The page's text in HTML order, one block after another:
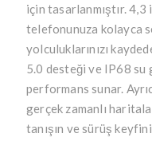
için tasarlanmıştır. 4,3
telefonunuza kolayca
yolculuklarınızı
5.0 desteği ve IP68 su
performans sunar.
gerçek zamanlı
tanışın ve sürüş